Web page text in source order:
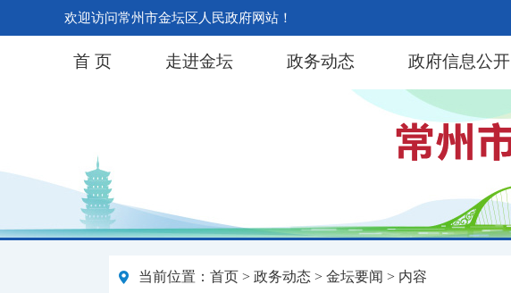
欢迎访问常州市金坛区人民政府网站！
首 页 走进金坛 政务动态 政府信息公开
当前位置： 首页 > 政务动态 > 金坛要闻 > 内容